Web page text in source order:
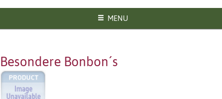
MENU
Besondere Bonbon´s